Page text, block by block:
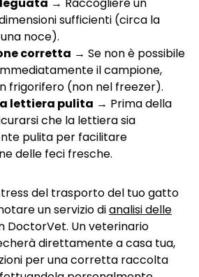
sufficienti (circa la
noce).
corretta → Se non è possibile
il campione,
frigorifero (non nel freezer).
lettiera pulita → Prima della
che la lettiera sia
pulita per facilitare
delle feci fresche.
del trasporto del tuo gatto
un servizio dianalisi delle
DoctorVet. Un veterinario
direttamente a casa tua,
per una corretta raccolta